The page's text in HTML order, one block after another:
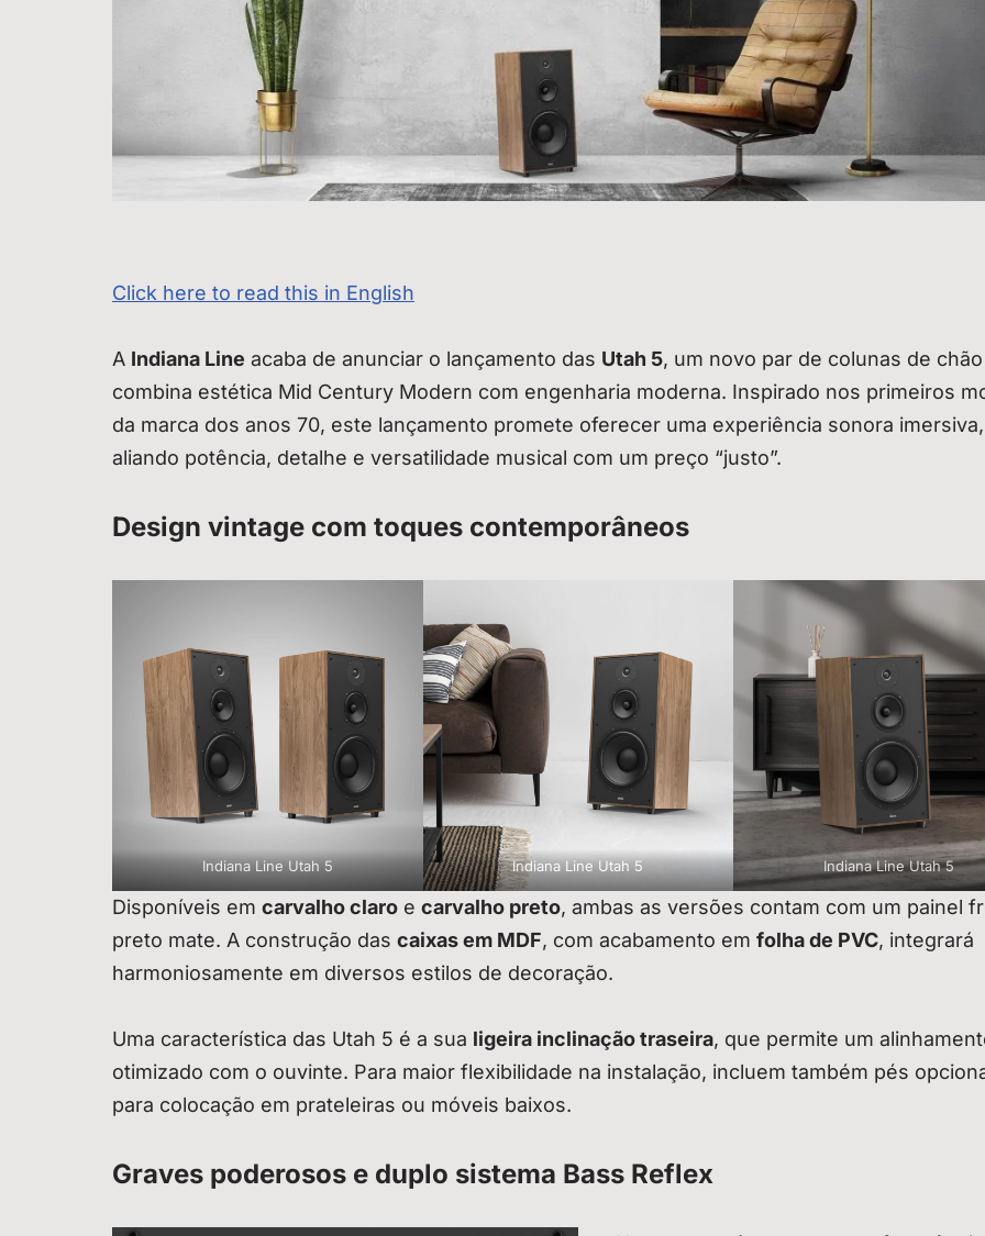
Click here to read this in English
A Indiana Line acaba de anunciar o lançamento das Utah 5, um novo par de colunas de
combina estética Mid Century Modern com engenharia moderna. Inspirado nos primeiros
da marca dos anos 70, este lançamento promete oferecer uma experiência sonora imersiva,
aliando potência, detalhe e versatilidade musical com um preço “justo”.
Design vintage com toques contemporâneos
Indiana Line Utah 5 Indiana Line Utah 5 Indiana Line Utah 5
Disponíveis em carvalho claro e carvalho preto, ambas as versões contam com um painel
preto mate. A construção das caixas em MDF, com acabamento em folha de PVC, integrará
harmoniosamente em diversos estilos de decoração.
Uma característica das Utah 5 é a sua ligeira inclinação traseira, que permite um
otimizado com o ouvinte. Para maior flexibilidade na instalação, incluem também pés
para colocação em prateleiras ou móveis baixos.
Graves poderosos e duplo sistema Bass Reflex